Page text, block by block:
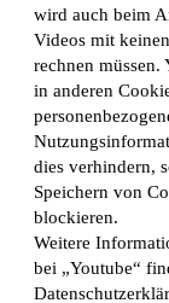
wird auch beim
Videos mit
rechnen müssen.
in anderen
dies verhindern,
Speichern von
blockieren.
Weitere
bei „Youtube“